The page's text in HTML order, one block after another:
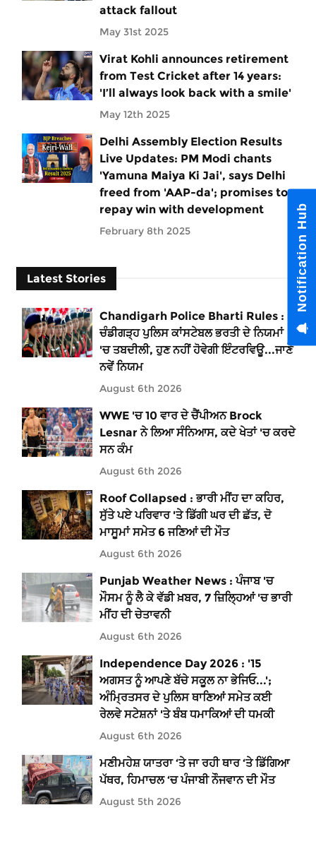
attack fallout
May 31st 2025
Virat Kohli announces retirement
from Test Cricket after 14 years:
'I’ll always look back with a smile'
May 12th 2025
Delhi Assembly Election Results
Live Updates: PM Modi chants
'Yamuna Maiya Ki Jai', says Delhi
freed from 'AAP-da'; promises to
repay win with development
February 8th 2025
Latest Stories
Chandigarh Police Bharti Rules :
ਚੰਡੀਗੜ੍ਹ ਪੁਲਿਸ ਕਾਂਸਟੇਬਲ ਭਰਤੀ ਦੇ ਨਿਯਮਾਂ
'ਚ ਤਬਦੀਲੀ, ਹੁਣ ਨਹੀਂ ਹੋਵੇਗੀ ਇੰਟਰਵਿਊ...ਜਾਣੋ
ਨਵੇਂ ਨਿਯਮ
August 6th 2026
WWE 'ਚ 10 ਵਾਰ ਦੇ ਚੈਂਪੀਅਨ Brock
Lesnar ਨੇ ਲਿਆ ਸੰਨਿਆਸ, ਕਦੇ ਖੇਤਾਂ 'ਚ ਕਰਦੇ
ਸਨ ਕੰਮ
August 6th 2026
Roof Collapsed : ਭਾਰੀ ਮੀਂਹ ਦਾ ਕਹਿਰ,
ਸੁੱਤੇ ਪਏ ਪਰਿਵਾਰ 'ਤੇ ਡਿੱਗੀ ਘਰ ਦੀ ਛੱਤ, ਦੋ
ਮਾਸੂਮਾਂ ਸਮੇਤ 6 ਜਣਿਆਂ ਦੀ ਮੌਤ
August 6th 2026
Punjab Weather News : ਪੰਜਾਬ 'ਚ
ਮੌਸਮ ਨੂੰ ਲੈ ਕੇ ਵੱਡੀ ਖ਼ਬਰ, 7 ਜ਼ਿਲ੍ਹਿਆਂ 'ਚ ਭਾਰੀ
ਮੀਂਹ ਦੀ ਚੇਤਾਵਨੀ
August 6th 2026
Independence Day 2026 : '15
ਅਗਸਤ ਨੂੰ ਆਪਣੇ ਬੱਚੇ ਸਕੂਲ ਨਾ ਭੇਜਿਓ...';
ਅੰਮ੍ਰਿਤਸਰ ਦੇ ਪੁਲਿਸ ਥਾਣਿਆਂ ਸਮੇਤ ਕਈ
ਰੇਲਵੇ ਸਟੇਸ਼ਨਾਂ 'ਤੇ ਬੰਬ ਧਮਾਕਿਆਂ ਦੀ ਧਮਕੀ
August 6th 2026
ਮਣੀਮਹੇਸ਼ ਯਾਤਰਾ ‘ਤੇ ਜਾ ਰਹੀ ਥਾਰ ‘ਤੇ ਡਿੱਗਿਆ
ਪੱਥਰ, ਹਿਮਾਚਲ ‘ਚ ਪੰਜਾਬੀ ਨੌਜਵਾਨ ਦੀ ਮੌਤ
August 5th 2026
Notification Hub